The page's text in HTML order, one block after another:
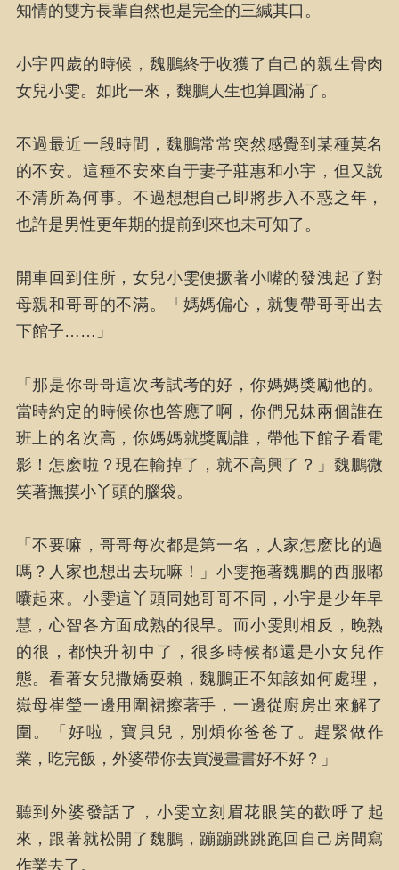
知情的雙方長輩自然也是完全的三緘其口。
小宇四歲的時候，魏鵬終于收獲了自己的親生骨肉
女兒小雯。如此一來，魏鵬人生也算圓滿了。
不過最近一段時間，魏鵬常常突然感覺到某種莫名
的不安。這種不安來自于妻子莊惠和小宇，但又說
不清所為何事。不過想想自己即將步入不惑之年，
也許是男性更年期的提前到來也未可知了。
開車回到住所，女兒小雯便撅著小嘴的發洩起了對
母親和哥哥的不滿。「媽媽偏心，就隻帶哥哥出去
下館子……」
「那是你哥哥這次考試考的好，你媽媽獎勵他的。
當時約定的時候你也答應了啊，你們兄妹兩個誰在
班上的名次高，你媽媽就獎勵誰，帶他下館子看電
影！怎麽啦？現在輸掉了，就不高興了？」魏鵬微
笑著撫摸小丫頭的腦袋。
「不要嘛，哥哥每次都是第一名，人家怎麽比的過
嗎？人家也想出去玩嘛！」小雯拖著魏鵬的西服嘟
囔起來。小雯這丫頭同她哥哥不同，小宇是少年早
慧，心智各方面成熟的很早。而小雯則相反，晚熟
的很，都快升初中了，很多時候都還是小女兒作
態。看著女兒撒嬌耍賴，魏鵬正不知該如何處理，
嶽母崔瑩一邊用圍裙擦著手，一邊從廚房出來解了
圍。「好啦，寶貝兒，別煩你爸爸了。趕緊做作
業，吃完飯，外婆帶你去買漫畫書好不好？」
聽到外婆發話了，小雯立刻眉花眼笑的歡呼了起
來，跟著就松開了魏鵬，蹦蹦跳跳跑回自己房間寫
作業去了。